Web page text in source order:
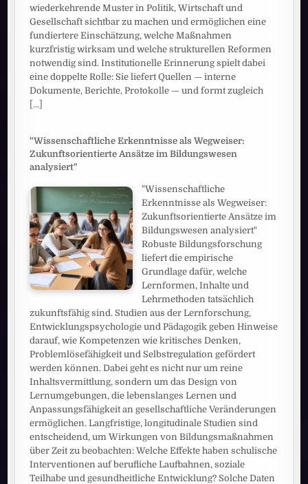
wiederkehrende Muster in Politik, Wirtschaft und
Gesellschaft sichtbar zu machen und ermöglichen eine
fundiertere Einschätzung, welche Maßnahmen
kurzfristig wirksam und welche strukturellen Reformen
notwendig sind. Institutionelle Erinnerung spielt dabei
eine doppelte Rolle: Sie liefert Quellen — interne
Dokumente, Berichte, Protokolle — und formt zugleich
[...]
"Wissenschaftliche Erkenntnisse als Wegweiser:
Zukunftsorientierte Ansätze im Bildungswesen
analysiert"
"Wissenschaftliche
Erkenntnisse als Wegweiser:
Zukunftsorientierte Ansätze im
Bildungswesen analysiert"
Robuste Bildungsforschung
liefert die empirische
Grundlage dafür, welche
Lernformen, Inhalte und
Lehrmethoden tatsächlich
zukunftsfähig sind. Studien aus der Lernforschung,
Entwicklungspsychologie und Pädagogik geben Hinweise
darauf, wie Kompetenzen wie kritisches Denken,
Problemlösefähigkeit und Selbstregulation gefördert
werden können. Dabei geht es nicht nur um reine
Inhaltsvermittlung, sondern um das Design von
Lernumgebungen, die lebenslanges Lernen und
Anpassungsfähigkeit an gesellschaftliche Veränderungen
ermöglichen. Langfristige, longitudinale Studien sind
entscheidend, um Wirkungen von Bildungsmaßnahmen
über Zeit zu beobachten: Welche Effekte haben schulische
Interventionen auf berufliche Laufbahnen, soziale
Teilhabe und gesundheitliche Entwicklung? Solche Daten